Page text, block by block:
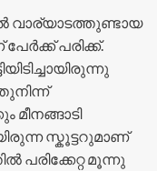
വാര്യാടത്തുണ്ടായ
പരിക്ക്.
സ്കൂട്ടറുമാണ്
പരിക്കേറ്റ മൂന്നു